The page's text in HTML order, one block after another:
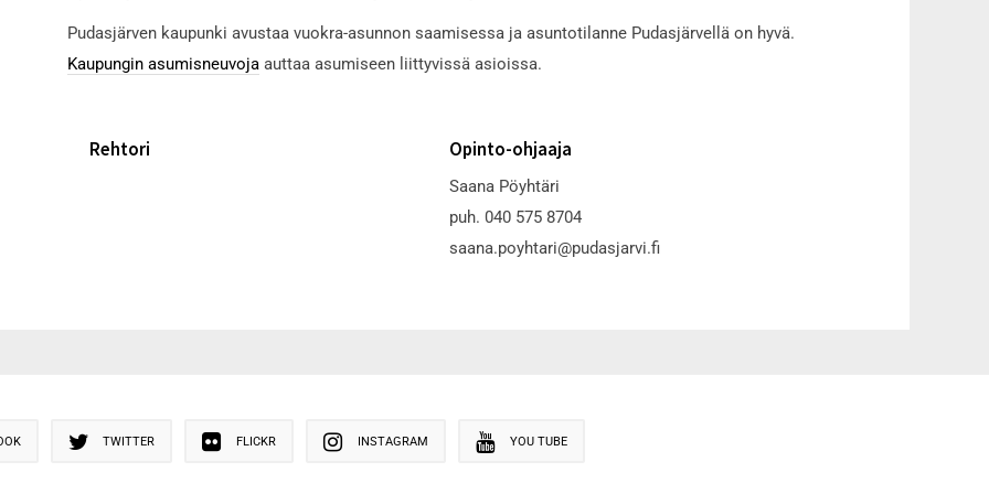
Pudasjärven kaupunki avustaa vuokra-asunnon saamisessa ja asuntotilanne Pudasjärvellä on hyvä.
Kaupungin asumisneuvojaauttaa asumiseen liittyvissä asioissa.
Rehtori Opinto-ohjaaja
Saana Pöyhtäri
puh. 040 575 8704
saana.poyhtari@pudasjarvi.fi
TWITTER FLICKR INSTAGRAM YOU TUBE